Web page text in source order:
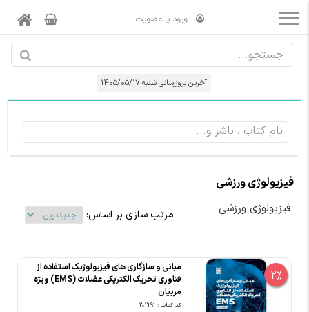
ورود یا عضویت
آخرین بروزرسانی شنبه 1405/05/17
فیزیولوژی ورزشی
فیزیولوژی ورزشی مرتب سازی بر اساس:
2%
مبانی و سازگاری‏ های فیزیولوژیک استفاده از
فناوری تحریک الکتریکی عضلات (EMS) ویژه
مربیان
کد کتاب : 202291